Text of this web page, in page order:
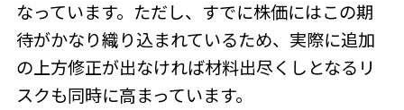
なっています。ただし、すでに株価にはこの期
待がかなり織り込まれているため、実際に追加
の上方修正が出なければ材料出尽くしとなるリ
スクも同時に高まっています。